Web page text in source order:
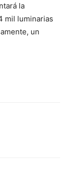
la
mil luminarias
un